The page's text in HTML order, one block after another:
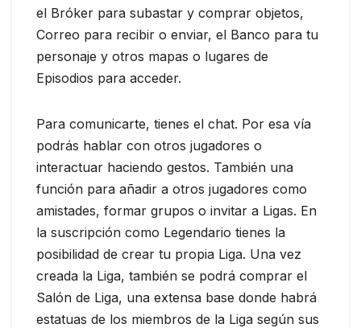
el Bróker para subastar y comprar objetos,
Correo para recibir o enviar, el Banco para tu
personaje y otros mapas o lugares de
Episodios para acceder.
Para comunicarte, tienes el chat. Por esa vía
podrás hablar con otros jugadores o
interactuar haciendo gestos. También una
función para añadir a otros jugadores como
amistades, formar grupos o invitar a Ligas. En
la suscripción como Legendario tienes la
posibilidad de crear tu propia Liga. Una vez
creada la Liga, también se podrá comprar el
Salón de Liga, una extensa base donde habrá
estatuas de los miembros de la Liga según sus